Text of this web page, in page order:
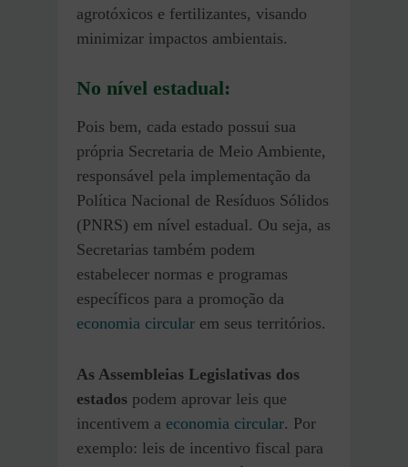
agrotóxicos e fertilizantes, visando
minimizar impactos ambientais.
No nível estadual:
Pois bem, cada estado possui sua
própria Secretaria de Meio Ambiente,
responsável pela implementação da
Política Nacional de Resíduos Sólidos
(PNRS) em nível estadual. Ou seja, as
Secretarias também podem
estabelecer normas e programas
específicos para a promoção da
economia circular em seus territórios.
As Assembleias Legislativas dos
estados podem aprovar leis que
incentivem a economia circular. Por
exemplo: leis de incentivo fiscal para